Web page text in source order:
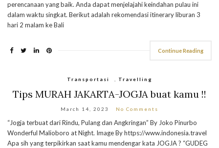
perencanaan yang baik. Anda dapat menjelajahi keindahan pulau ini
dalam waktu singkat. Berikut adalah rekomendasi itinerary liburan 3
hari 2 malam ke Bali
Continue Reading
Transportasi , Travelling
Tips MURAH JAKARTA-JOGJA buat kamu !!
March 14, 2023 No Comments
“Jogja terbuat dari Rindu, Pulang dan Angkringan” By Joko Pinurbo
Wonderful Malioboro at Night. Image By https://www.indonesia.travel
Apa sih yang terpikirkan saat kamu mendengar kata JOGJA ? “GUDEG